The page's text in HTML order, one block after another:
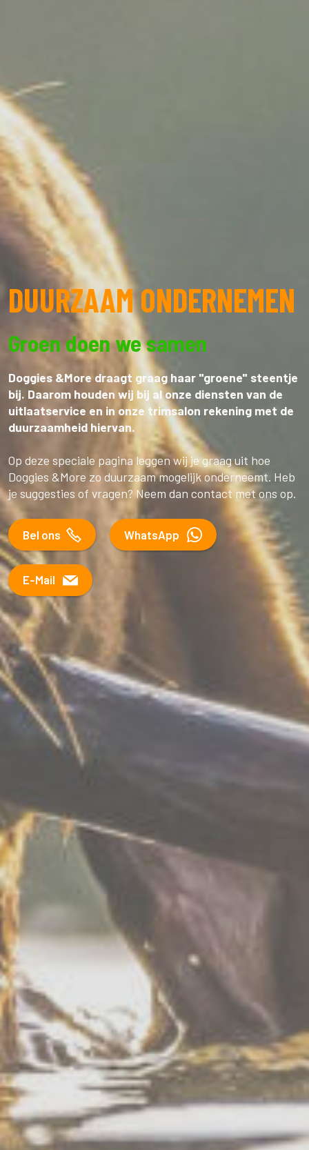
DUURZAAM ONDERNEMEN
Groen doen we samen
Doggies &More draagt graag haar "groene" steentje
bij. Daarom houden wij bij al onze diensten van de
uitlaatservice en in onze trimsalon rekening met de
duurzaamheid hiervan.
Op deze speciale pagina leggen wij je graag uit hoe
Doggies &More zo duurzaam mogelijk onderneemt. Heb
je suggesties of vragen? Neem dan contact met ons op.
Bel ons WhatsApp
E-Mail